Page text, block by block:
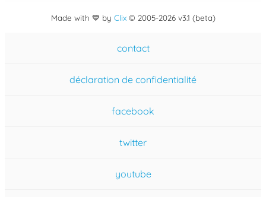
Made with 💙 by Clix© 2005-2026 v3.1 (beta)
contact
déclaration de confidentialité
facebook
twitter
youtube